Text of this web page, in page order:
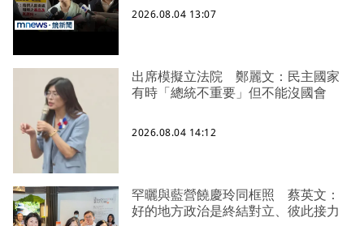
2026.08.04 13:07
出席模擬立法院 鄭麗文：民主國家
有時「總統不重要」但不能沒國會
2026.08.04 14:12
罕曬與藍營饒慶玲同框照 蔡英文：
好的地方政治是終結對立、彼此接力